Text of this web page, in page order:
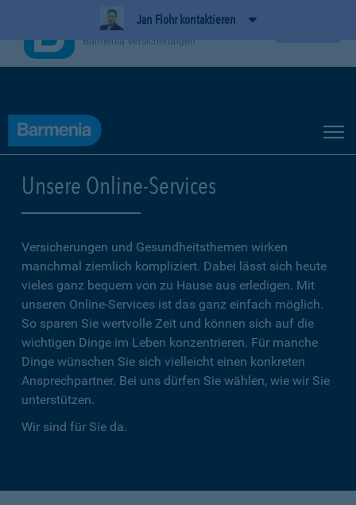
Jan Flohr kontaktieren
Unsere Online-Services
Versicherungen und Gesundheitsthemen wirken
manchmal ziemlich kompliziert. Dabei lässt sich heute
vieles ganz bequem von zu Hause aus erledigen. Mit
unseren Online-Services ist das ganz einfach möglich.
So sparen Sie wertvolle Zeit und können sich auf die
wichtigen Dinge im Leben konzentrieren. Für manche
Dinge wünschen Sie sich vielleicht einen konkreten
Ansprechpartner. Bei uns dürfen Sie wählen, wie wir Sie
unterstützen.
Wir sind für Sie da.
BarmeniaApp
Barmenia Versicherungen